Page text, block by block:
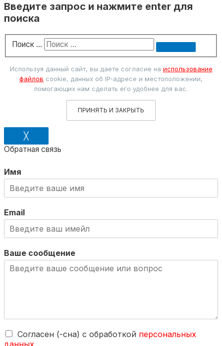
Введите запрос и нажмите enter для
поиска
Поиск …
Используя данный сайт, вы даете согласие на использование
файлов cookie, данных об IP-адресе и местоположении,
помогающих нам сделать его удобнее для вас.
ПРИНЯТЬ И ЗАКРЫТЬ
╳
Обратная связь
Имя
Email
Ваше сообщение
Согласен (-сна) с обработкой персональных
данных